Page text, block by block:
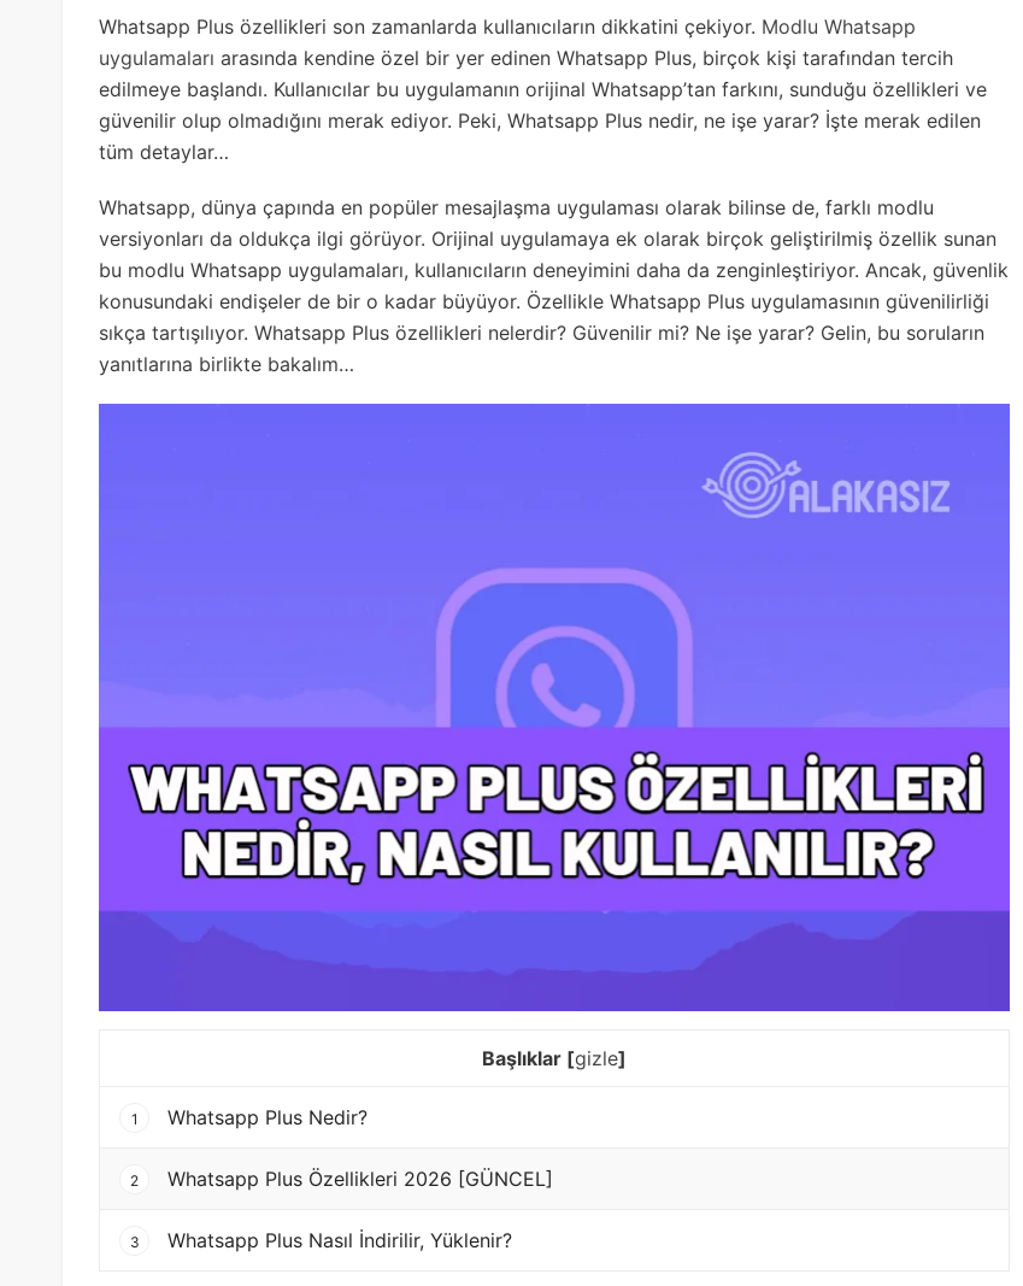
Whatsapp Plus özellikleri son zamanlarda kullanıcıların dikkatini çekiyor. Modlu Whatsapp
uygulamaları arasında kendine özel bir yer edinen Whatsapp Plus, birçok kişi tarafından tercih
edilmeye başlandı. Kullanıcılar bu uygulamanın orijinal Whatsapp’tan farkını, sunduğu özellikleri ve
güvenilir olup olmadığını merak ediyor. Peki, Whatsapp Plus nedir, ne işe yarar? İşte merak edilen
tüm detaylar…
Whatsapp, dünya çapında en popüler mesajlaşma uygulaması olarak bilinse de, farklı modlu
versiyonları da oldukça ilgi görüyor. Orijinal uygulamaya ek olarak birçok geliştirilmiş özellik sunan
bu modlu Whatsapp uygulamaları, kullanıcıların deneyimini daha da zenginleştiriyor. Ancak, güvenlik
konusundaki endişeler de bir o kadar büyüyor. Özellikle Whatsapp Plus uygulamasının güvenilirliği
sıkça tartışılıyor. Whatsapp Plus özellikleri nelerdir? Güvenilir mi? Ne işe yarar? Gelin, bu soruların
yanıtlarına birlikte bakalım…
Başlıklar [gizle]
1 Whatsapp Plus Nedir?
2 Whatsapp Plus Özellikleri 2026 [GÜNCEL]
3 Whatsapp Plus Nasıl İndirilir, Yüklenir?